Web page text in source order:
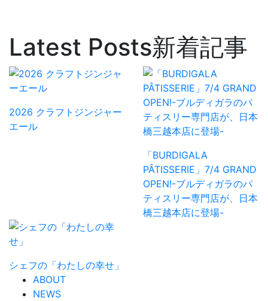
Latest Posts新着記事
2026 クラフトジンジャー
エール
「BURDIGALA
PÂTISSERIE」7/4 GRAND
OPEN!-ブルディガラのパ
ティスリー専門店が、日本
橋三越本店に登場-
シェフの「わたしの幸せ」
ABOUT
NEWS